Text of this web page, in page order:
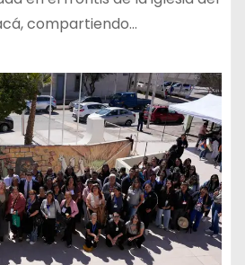
compartiendo…